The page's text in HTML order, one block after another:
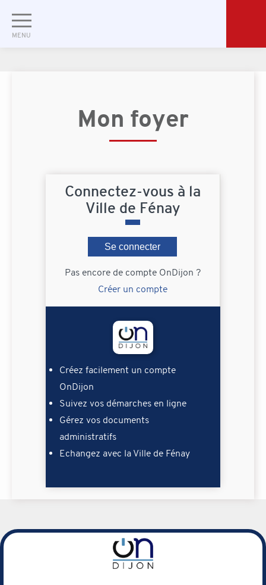
Mon foyer
Créez facilement un compte
OnDijon
Suivez vos démarches en ligne
Gérez vos documents
administratifs
Echangez avec la Ville de Fénay
Connectez-vous à la
Ville de Fénay
Se connecter
Pas encore de compte OnDijon ?
Créer un compte